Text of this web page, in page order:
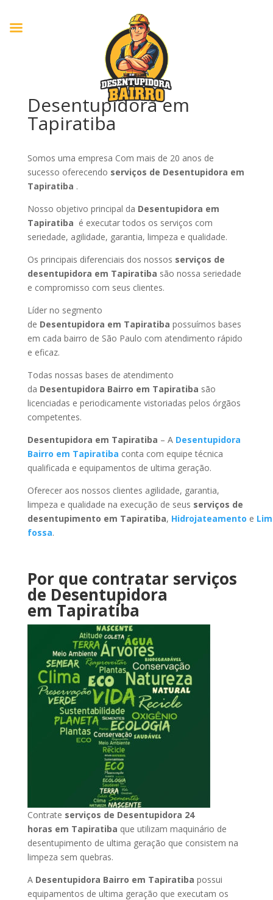
Desentupidora em
Tapiratiba
Somos uma empresa Com mais de 20 anos de
sucesso oferecendo serviços de Desentupidora em
Tapiratiba .
Nosso objetivo principal da Desentupidora em
Tapiratiba é executar todos os serviços com
seriedade, agilidade, garantia, limpeza e qualidade.
Os principais diferenciais dos nossos serviços de
desentupidora em Tapiratiba são nossa seriedade
e compromisso com seus clientes.
Líder no segmento
de Desentupidora em Tapiratiba possuímos bases
em cada bairro de São Paulo com atendimento rápido
e eficaz.
Todas nossas bases de atendimento
da Desentupidora Bairro em Tapiratiba são
licenciadas e periodicamente vistoriadas pelos órgãos
competentes.
Desentupidora em Tapiratiba – A Desentupidora
Bairro em Tapiratiba conta com equipe técnica
qualificada e equipamentos de ultima geração.
Oferecer aos nossos clientes agilidade, garantia,
limpeza e qualidade na execução de seus serviços de
desentupimento em Tapiratiba, Hidrojateamento e
fossa.
Por que contratar serviços
de Desentupidora
em Tapiratiba
Contrate serviços de Desentupidora 24
horas em Tapiratiba que utilizam maquinário de
desentupimento de ultima geração que consistem na
limpeza sem quebras.
A Desentupidora Bairro em Tapiratiba possui
equipamentos de ultima geração que executam os